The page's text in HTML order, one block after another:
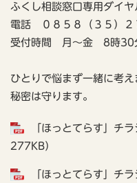
ふくし相談窓口専用ダイヤ
電話 ０８５８（３５）２
受付時間 月～金 8時30
ひとりで悩まず一緒に考え
秘密は守ります。
「ほっとてらす」チ
277KB）
「ほっとてらす」チ